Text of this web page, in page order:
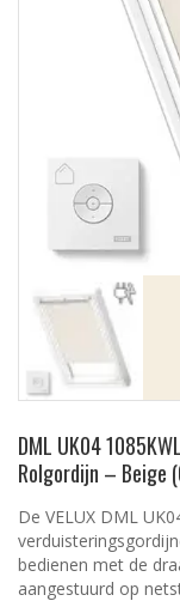
DML UK04
Rolgordijn – Beige
De VELUX DML
bedienen met de
aangestuurd op